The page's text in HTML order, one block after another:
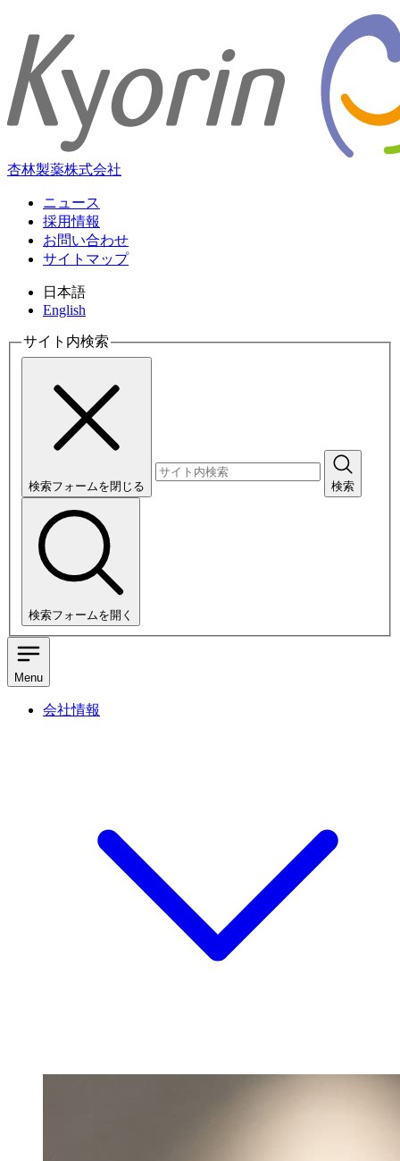
杏林製薬株式会社
ニュース
採用情報
お問い合わせ
サイトマップ
日本語
English
サイト内検索
検索フォームを閉じる 検索
検索フォームを開く
Menu
会社情報